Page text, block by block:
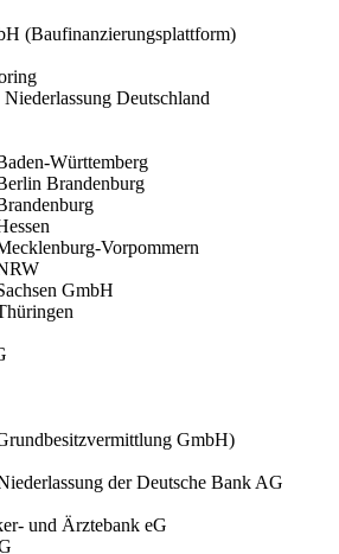
(Baufinanzierungsplattform)
Deutschland
Württemberg
Brandenburg
Vorpommern
GmbH
GmbH)
der Deutsche Bank AG
und Ärztebank eG